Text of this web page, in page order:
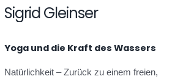
Sigrid Gleinser
Yoga und die Kraft des Wassers
Natürlichkeit – Zurück zu einem freien,